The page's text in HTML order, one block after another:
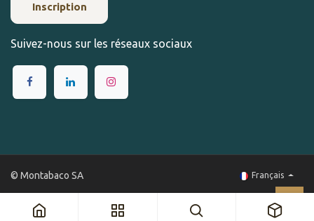
Inscription
Suivez-nous sur les réseaux sociaux
© Montabaco SA Français